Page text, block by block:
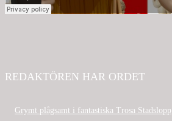
REDAKTÖREN HAR ORDET
Grymt plågsamt i fantastiska Trosa Stadslopp